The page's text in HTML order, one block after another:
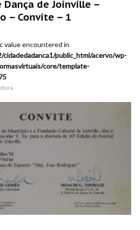
Dança de Joinville –
– Convite – 1
value encountered in
public_html/acervo/wp-
core/template-